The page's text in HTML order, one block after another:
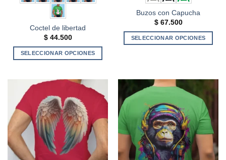
Coctel de libertad
$44.500
SELECCIONAR OPCIONES
múltiples
variantes.
Las
opciones
se
pueden
Buzos con Capucha
$67.500
SELECCIONAR OPCIONES
múltiples
variantes.
Las
opciones
se
pueden
elegir
en